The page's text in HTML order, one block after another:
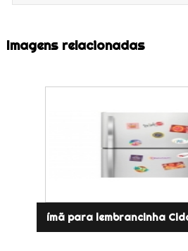
Imagens relacionadas
ímã para lembrancinha